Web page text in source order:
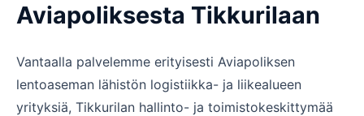
Aviapoliksesta Tikkurilaan
Vantaalla palvelemme erityisesti Aviapoliksen
lentoaseman lähistön logistiikka- ja liikealueen
yrityksiä, Tikkurilan hallinto- ja toimistokeskittymää